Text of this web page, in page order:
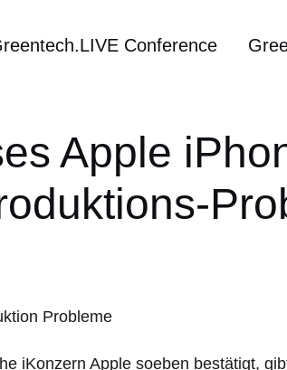
Conference
Apple
iKonzern Apple soeben bestätigt,